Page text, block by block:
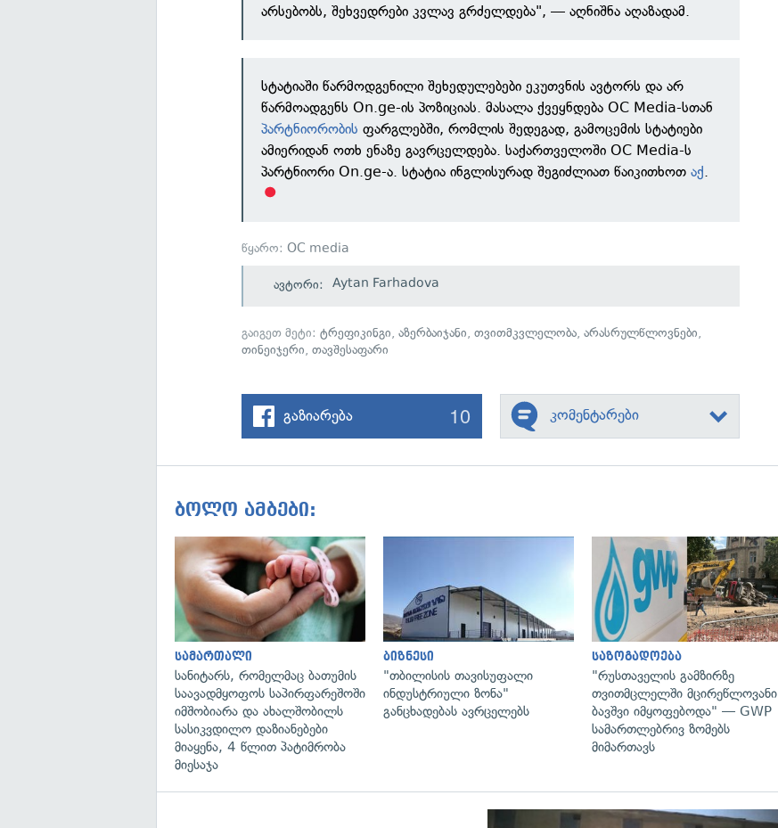
არსებობს, შეხვედრები კვლავ გრძელდება", — აღნიშნა აღაზადამ.
სტატიაში წარმოდგენილი შეხედულებები ეკუთვნის ავტორს და არ
წარმოადგენს On.ge-ის პოზიციას. მასალა ქვეყნდება OC Media-სთან
პარტნიორობისფარგლებში, რომლის შედეგად, გამოცემის სტატიები
ამიერიდან ოთხ ენაზე გავრცელდება. საქართველოში OC Media-ს
პარტნიორი On.ge-ა. სტატია ინგლისურად შეგიძლიათ წაიკითხოთაქ.
წყარო:OC media
ავტორი: Aytan Farhadova
გაიგეთ მეტი:ტრეფიკინგი,აზერბაიჯანი,თვითმკვლელობა,არასრულწლოვნები,
თინეიჯერი,თავშესაფარი
გაზიარება 10 კომენტარები
ბოლო ამბები:
სამართალი
სანიტარს, რომელმაც ბათუმის
საავადმყოფოს საპირფარეშოში
იმშობიარა და ახალშობილს
სასიკვდილო დაზიანებები
მიაყენა, 4 წლით პატიმრობა
მიესაჯა
გადახედვა
ბიზნესი
"თბილისის თავისუფალი
ინდუსტრიული ზონა"
განცხადებას ავრცელებს
საზოგადოება
"რუსთაველის გამზირზე
თვითმცლელში მცირეწლოვანი
ბავშვი იმყოფებოდა" — GWP
სამართლებრივ ზომებს
მიმართავს